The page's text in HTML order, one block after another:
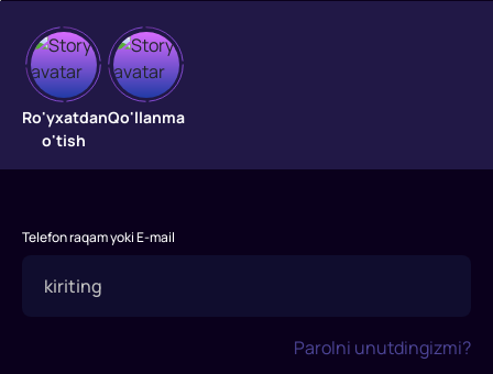
To'qnashuv
Amerikalik
sayoh
bo'ylab
Ro'yxatdan
o'tish
Qo'llanma
Telefon raqam yoki E-mail
Parolni unutdingizmi?